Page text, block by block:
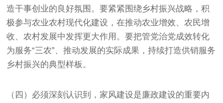
造干事创业的良好氛围。要紧紧围绕乡村振兴战略，积
极参与农业农村现代化建设，在推动农业增效、农民增
收、农村发展中发挥更大作用。要把管党治党成效转化
为服务“三农”、推动发展的实际成果，持续打造供销服务
乡村振兴的典型样板。
（四）必须深刻认识到，家风建设是廉政建设的重要内